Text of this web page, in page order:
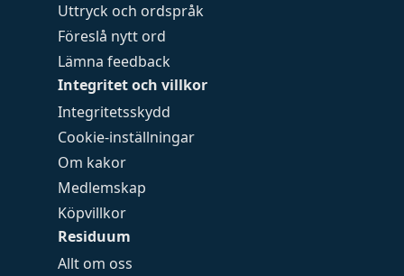
Uttryck och ordspråk
Föreslå nytt ord
Lämna feedback
Integritet och villkor
Integritetsskydd
Cookie-inställningar
Om kakor
Medlemskap
Köpvillkor
Residuum
Allt om oss